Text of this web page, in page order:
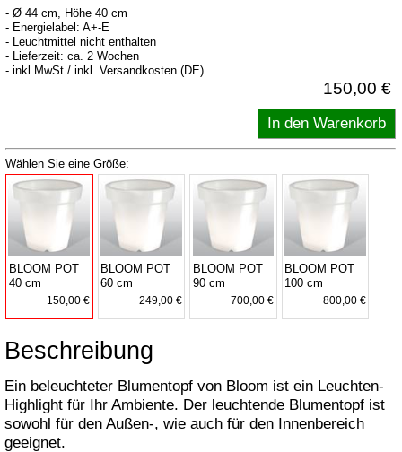
- Ø 44 cm, Höhe 40 cm
- Energielabel: A+-E
- Leuchtmittel nicht enthalten
- Lieferzeit: ca. 2 Wochen
- inkl.MwSt / inkl. Versandkosten (DE)
150,00 €
Wählen Sie eine Größe:
BLOOM POT
40 cm
150,00 €
BLOOM POT
60 cm
249,00 €
BLOOM POT
90 cm
700,00 €
BLOOM POT
100 cm
800,00 €
Beschreibung
Ein beleuchteter Blumentopf von Bloom ist ein Leuchten-
Highlight für Ihr Ambiente. Der leuchtende Blumentopf ist
sowohl für den Außen-, wie auch für den Innenbereich
geeignet.